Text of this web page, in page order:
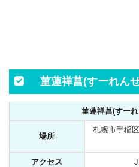
菫蓮禅菖(すーれん
菫蓮禅菖(すー
場所
札幌市手稲
アクセス